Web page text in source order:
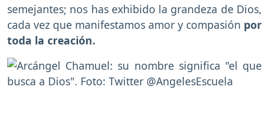
semejantes; nos has exhibido la grandeza de Dios,
cada vez que manifestamos amor y compasión por
toda la creación.